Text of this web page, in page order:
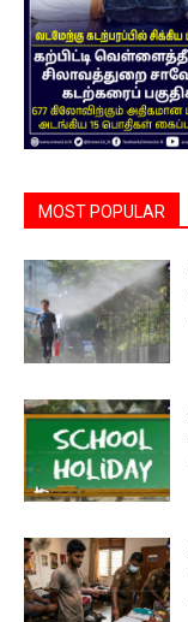
MOST POPULAR